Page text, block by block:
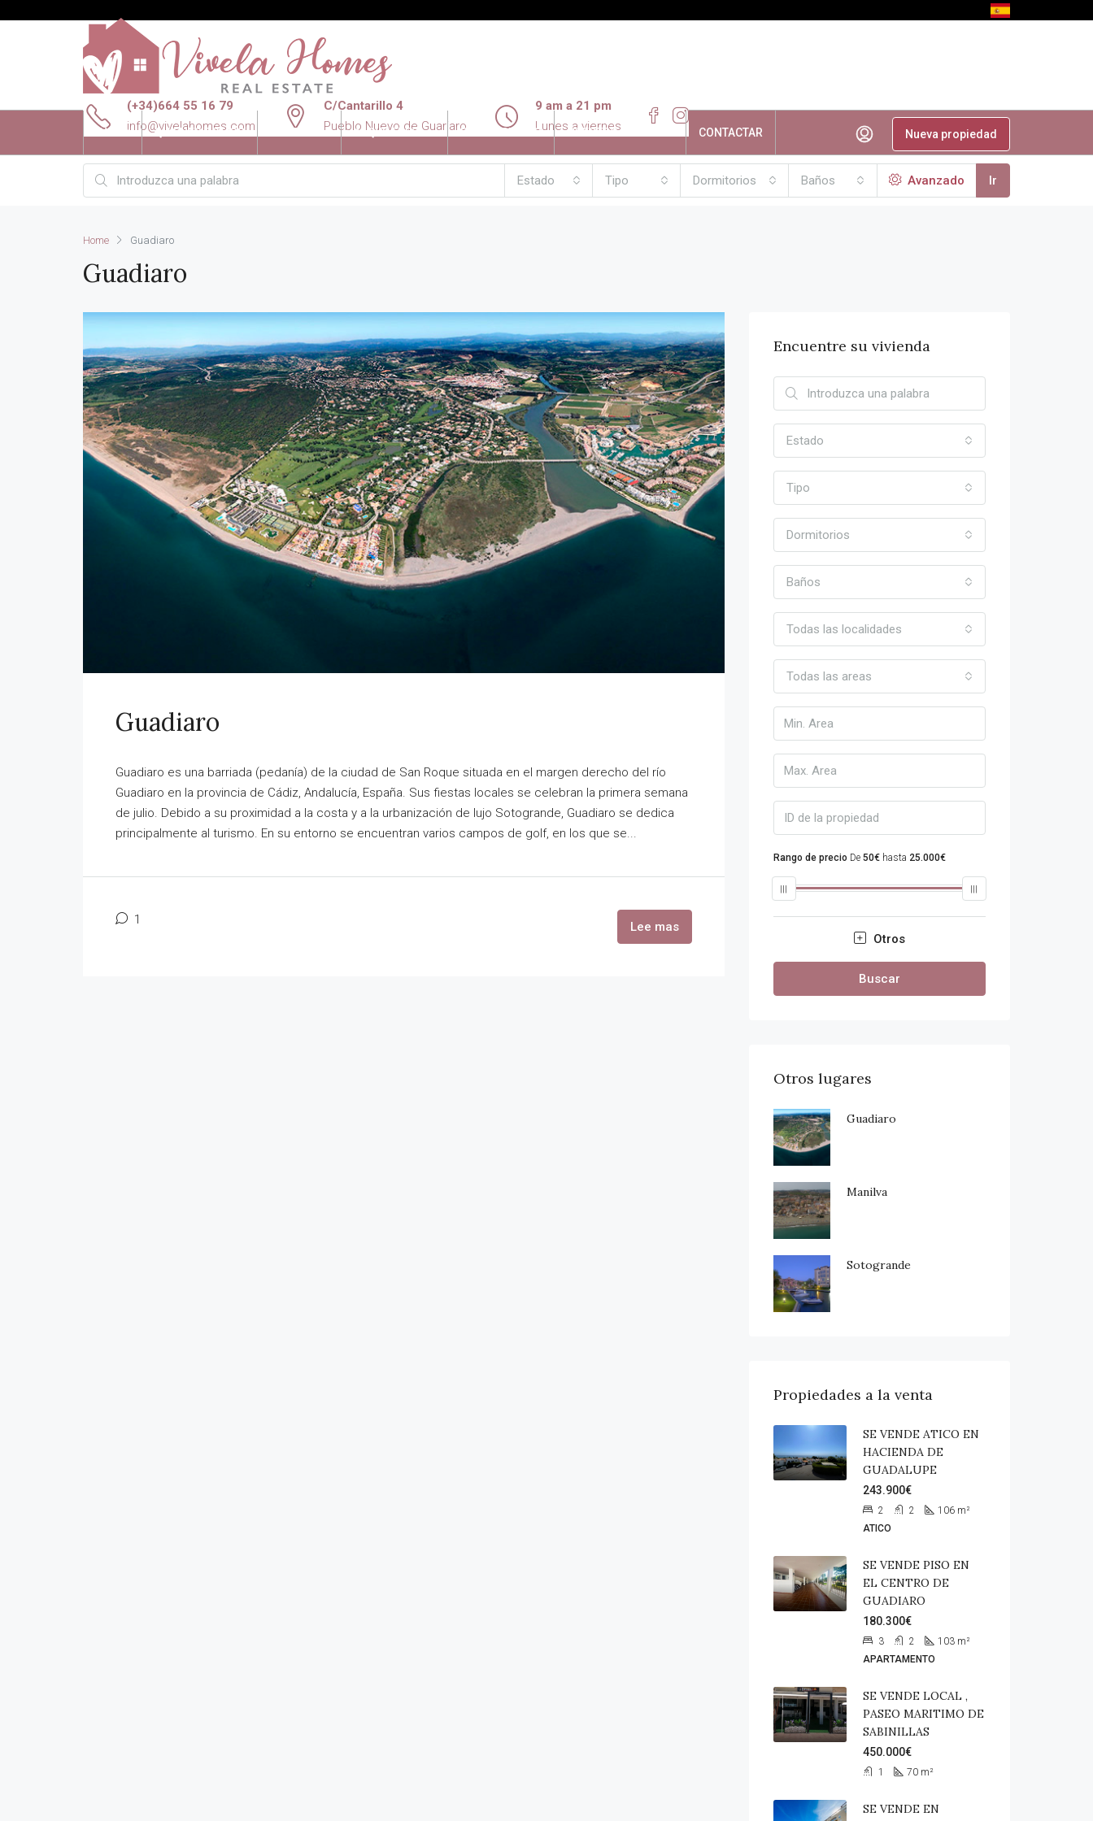
(+34)664 55 16 79
info@vivelahomes.com
C/Cantarillo 4
Pueblo Nuevo de Guariaro
9 am a 21 pm
Lunes a viernes
INICIO QUIENES SOMOS ALQUILERES PROMOCIONES NUESTRO ENTORNO CONTACTAR Nueva propiedad
Estado Tipo Dormitorios Baños Avanzado Ir
Home Guadiaro
Guadiaro
Guadiaro
Guadiaro es una barriada (pedanía) de la ciudad de San Roque situada en el margen derecho del río
Guadiaro en la provincia de Cádiz, Andalucía, España. Sus fiestas locales se celebran la primera semana
de julio. Debido a su proximidad a la costa y a la urbanización de lujo Sotogrande, Guadiaro se dedica
principalmente al turismo. En su entorno se encuentran varios campos de golf, en los que se...
1 Lee mas
Encuentre su vivienda
Estado
Tipo
Dormitorios
Baños
Todas las localidades
Todas las areas
Rango de precio De 50€ hasta 25.000€
Otros
Buscar
Otros lugares
Guadiaro
Manilva
Sotogrande
Propiedades a la venta
SE VENDE ATICO EN
HACIENDA DE
GUADALUPE
243.900€
2 2 106 m²
ATICO
SE VENDE PISO EN
EL CENTRO DE
GUADIARO
180.300€
3 2 103 m²
APARTAMENTO
SE VENDE LOCAL ,
PASEO MARITIMO DE
SABINILLAS
450.000€
1 70 m²
SE VENDE EN